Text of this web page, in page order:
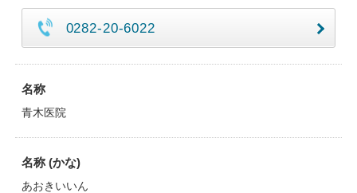
0282-20-6022
名称
青木医院
名称 (かな)
あおきいいん